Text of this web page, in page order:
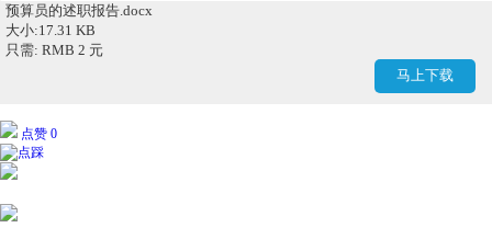
预算员的述职报告.docx
大小:17.31 KB
只需: RMB 2 元
马上下载
点赞 0